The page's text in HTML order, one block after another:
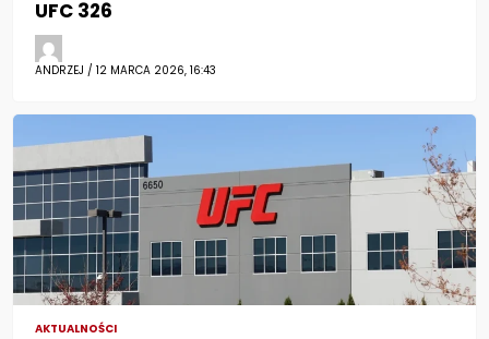
UFC 326
ANDRZEJ / 12 MARCA 2026, 16:43
AKTUALNOŚCI